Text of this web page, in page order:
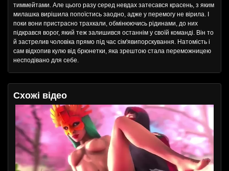
тиммейтами. Але цього разу серед невдах затесався красень, з яким
милашка вирішила попоїстись заодно, адже у перемогу не вірила. І
поки вони пристрасно трахкали, обмінюючись рідинами, до них
підкрався ворог, який теж залишився останнім у своїй команді. Він то
й застрелив чоловіка прямо під час сім'явипорскування. Натомість і
сам відхопив кулю від брюнетки, яка зрештою стала переможницею
несподівано для себе.
Схожі відео